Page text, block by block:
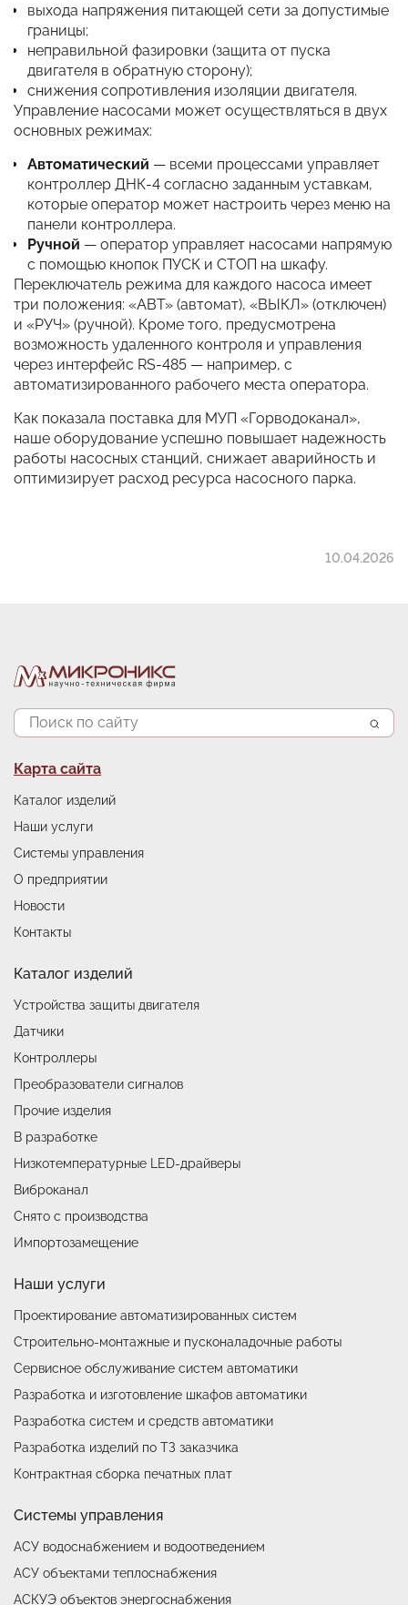
выхода напряжения питающей сети за допустимые
границы;
неправильной фазировки (защита от пуска
двигателя в обратную сторону);
снижения сопротивления изоляции двигателя.
Управление насосами может осуществляться в двух
основных режимах:
Автоматический — всеми процессами управляет
контроллер ДНК-4 согласно заданным уставкам,
которые оператор может настроить через меню на
панели контроллера.
Ручной — оператор управляет насосами напрямую
с помощью кнопок ПУСК и СТОП на шкафу.
Переключатель режима для каждого насоса имеет
три положения: «АВТ» (автомат), «ВЫКЛ» (отключен)
и «РУЧ» (ручной). Кроме того, предусмотрена
возможность удаленного контроля и управления
через интерфейс RS-485 — например, с
автоматизированного рабочего места оператора.
Как показала поставка для МУП «Горводоканал»,
наше оборудование успешно повышает надежность
работы насосных станций, снижает аварийность и
оптимизирует расход ресурса насосного парка.
10.04.2026
Поиск
Подвал
Карта сайта
Каталог изделий
Наши услуги
Системы управления
О предприятии
Новости
Контакты
Каталог изделий
Устройства защиты двигателя
Датчики
Контроллеры
Преобразователи сигналов
Прочие изделия
В разработке
Низкотемпературные LED-драйверы
Виброканал
Снято с производства
Импортозамещение
Наши услуги
Проектирование автоматизированных систем
Строительно-монтажные и пусконаладочные работы
Сервисное обслуживание систем автоматики
Разработка и изготовление шкафов автоматики
Разработка систем и средств автоматики
Разработка изделий по ТЗ заказчика
Контрактная сборка печатных плат
Системы управления
АСУ водоснабжением и водоотведением
АСУ объектами теплоснабжения
АСКУЭ объектов энергоснабжения